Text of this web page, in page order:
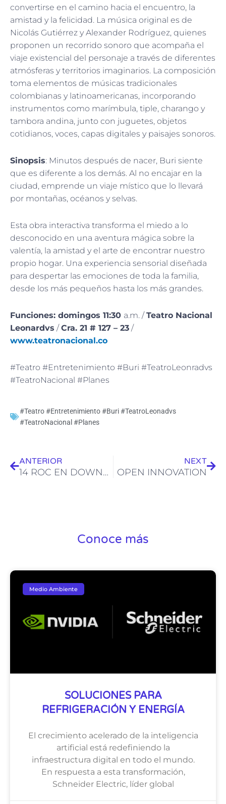
convertirse en el camino hacia el encuentro, la
amistad y la felicidad. La música original es de
Nicolás Gutiérrez y Alexander Rodríguez, quienes
proponen un recorrido sonoro que acompaña el
viaje existencial del personaje a través de diferentes
atmósferas y territorios imaginarios. La composición
toma elementos de músicas tradicionales
colombianas y latinoamericanas, incorporando
instrumentos como marímbula, tiple, charango y
tambora andina, junto con juguetes, objetos
cotidianos, voces, capas digitales y paisajes sonoros.
Sinopsis: Minutos después de nacer, Buri siente
que es diferente a los demás. Al no encajar en la
ciudad, emprende un viaje místico que lo llevará
por montañas, océanos y selvas.
Esta obra interactiva transforma el miedo a lo
desconocido en una aventura mágica sobre la
valentía, la amistad y el arte de encontrar nuestro
propio hogar. Una experiencia sensorial diseñada
para despertar las emociones de toda la familia,
desde los más pequeños hasta los más grandes.
Funciones: domingos 11:30 a.m. / Teatro Nacional
Leonardvs / Cra. 21 # 127 – 23 /
www.teatronacional.co
#Teatro #Entretenimiento #Buri #TeatroLeonradvs
#TeatroNacional #Planes
#Teatro #Entretenimiento #Buri #TeatroLeonadvs
#TeatroNacional #Planes
ANTERIOR
14 ROC EN DOWNTOWN MIAMI
NEXT
OPEN INNOVATION
Conoce más
Medio Ambiente
SOLUCIONES PARA
REFRIGERACIÓN Y ENERGÍA
El crecimiento acelerado de la inteligencia
artificial está redefiniendo la
infraestructura digital en todo el mundo.
En respuesta a esta transformación,
Schneider Electric, líder global